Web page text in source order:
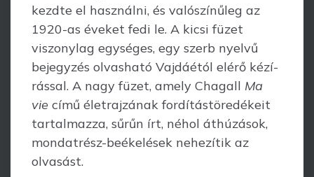
kezdte el használni, és valószínűleg az
1920-as éveket fedi le. A kicsi füzet
viszonylag egységes, egy szerb nyelvű
bejegyzés olvasható Vajdáétól elérő kézí­
rással. A nagy füzet, amely Chagall Ma
vie című élet­rajzának fordítástöredékeit
tartal­mazza, sűrűn írt, néhol áthúzások,
mondatrész-be­éke­lések nehezítik az
olvasást.